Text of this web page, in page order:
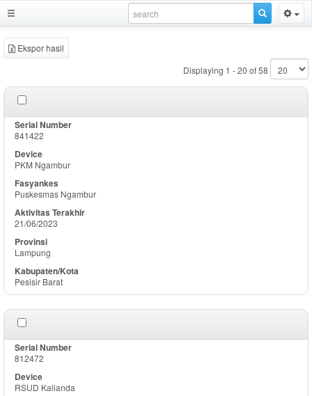
Ekspor hasil
Displaying 1 - 20 of 58
841422
PKM Ngambur
Puskesmas Ngambur
21/06/2023
Lampung
Pesisir Barat
812472
RSUD Kalianda